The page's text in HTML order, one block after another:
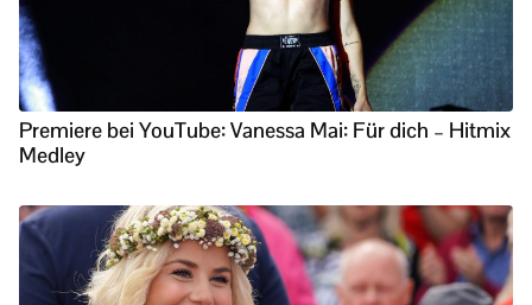
Premiere bei YouTube: Vanessa Mai: Für dich – Hitmix
Medley